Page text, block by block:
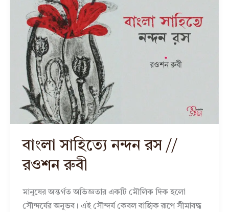
বাংলা সাহিত্যে নন্দন রস //
রওশন রুবী
মানুষের অন্তর্গত অভিজ্ঞতার একটি মৌলিক দিক হলো
সৌন্দর্যের অনুভব। এই সৌন্দর্য কেবল বাহ্যিক রূপে সীমাবদ্ধ